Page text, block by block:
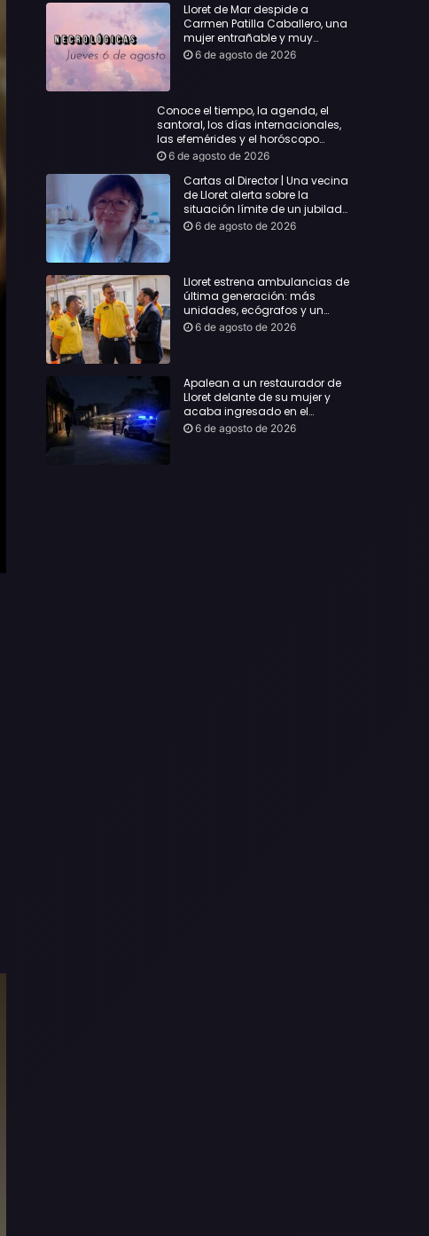
Lloret de Mar despide a
Carmen Patilla Caballero, una
mujer entrañable y muy
querida
6 de agosto de 2026
Conoce el tiempo, la agenda, el
santoral, los días internacionales,
las efemérides y el horóscopo…
6 de agosto de 2026
Cartas al Director | Una vecina
de Lloret alerta sobre la
situación límite de un jubilado
de 65 años y pide una
6 de agosto de 2026
Lloret estrena ambulancias de
última generación: más
unidades, ecógrafos y un
servicio reforzado las 24 horas
6 de agosto de 2026
Apalean a un restaurador de
Lloret delante de su mujer y
acaba ingresado en el
Hospital Vall d’Hebron
6 de agosto de 2026